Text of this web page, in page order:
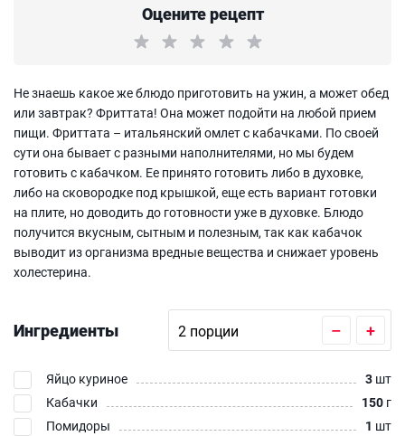
Оцените рецепт
Не знаешь какое же блюдо приготовить на ужин, а может обед
или завтрак? Фриттата! Она может подойти на любой прием
пищи. Фриттата – итальянский омлет с кабачками. По своей
сути она бывает с разными наполнителями, но мы будем
готовить с кабачком. Ее принято готовить либо в духовке,
либо на сковородке под крышкой, еще есть вариант готовки
на плите, но доводить до готовности уже в духовке. Блюдо
получится вкусным, сытным и полезным, так как кабачок
выводит из организма вредные вещества и снижает уровень
холестерина.
Ингредиенты – +
Яйцо куриное 3 шт
Кабачки
150 г
Помидоры
1 шт